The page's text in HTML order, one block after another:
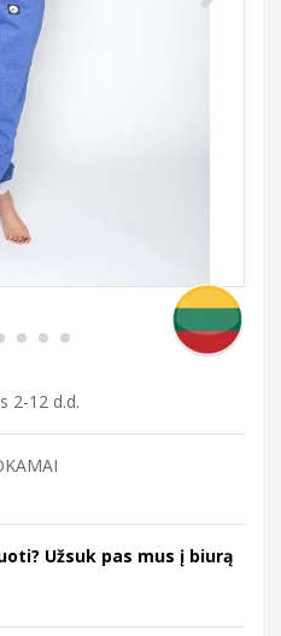
2-12 d.d.
Užsuk pas mus į biurą